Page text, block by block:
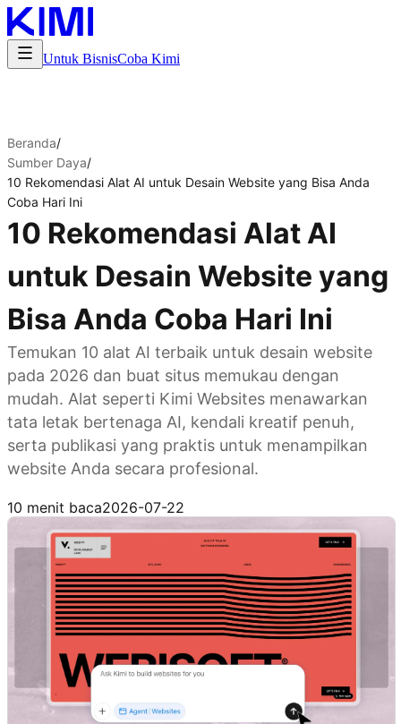
Untuk BisnisCoba Kimi
Beranda/
Sumber Daya/
10 Rekomendasi Alat AI untuk Desain Website yang Bisa Anda
Coba Hari Ini
10 Rekomendasi Alat AI
untuk Desain Website yang
Bisa Anda Coba Hari Ini
Temukan 10 alat AI terbaik untuk desain website
pada 2026 dan buat situs memukau dengan
mudah. Alat seperti Kimi Websites menawarkan
tata letak bertenaga AI, kendali kreatif penuh,
serta publikasi yang praktis untuk menampilkan
website Anda secara profesional.
10 menit baca2026-07-22